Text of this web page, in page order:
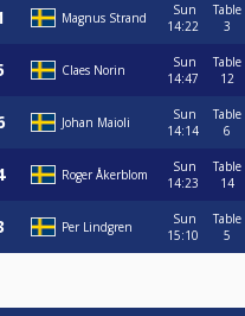
Magnus Strand
Sun
14:22
Table
3
Claes Norin
Sun
14:47
Table
12
Johan Maioli
Sun
14:14
Table
6
Roger Åkerblom
Sun
14:23
Table
14
Per Lindgren
Sun
15:10
Table
5